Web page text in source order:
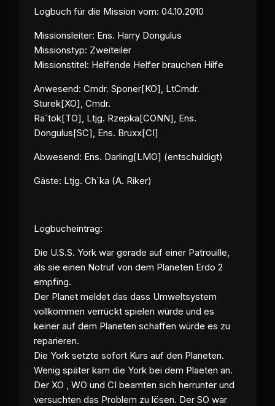
Logbuch für die Mission vom: 04.10.2010
Missionsleiter: Ens. Harry Dongulus
Missionstyp: Zweiteiler
Missionstitel: Helfende Helfer brauchen Hilfe
Anwesend: Cmdr. Sponer[KO], LtCmdr.
Sturek[XO], Cmdr.
Ra´tok[TO], Ltjg. Rzepka[CONN], Ens.
Dongulus[SC], Ens. Bruxx[CI]
Abwesend: Ens. Darling[LMO] (entschuldigt)
Gäste: Ltjg. Ch`ka (A. Riker)
Logbucheintrag:
Die U.S.S. York war gerade auf einer Patrouille,
als sie einen Notruf von dem Planeten Erdo 2
empfing.
Der Planet meldet das dass Umweltsystem
vollkommen verrückt spielen würde und es
keiner auf dem Planeten schaffen würde es zu
reparieren.
Die York setzte sofort Kurs auf den Planeten.
Wenig später kam die York bei dem Plaeten an.
Der XO , WO und CI beamten sich herrunter und
versuchten das Problem zu lösen. Der SO war